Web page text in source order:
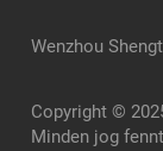
Wenzhou
Copyright ©
Minden jog